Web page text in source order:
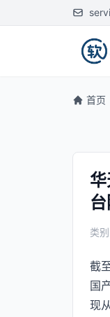
首页
类别
截
国
现